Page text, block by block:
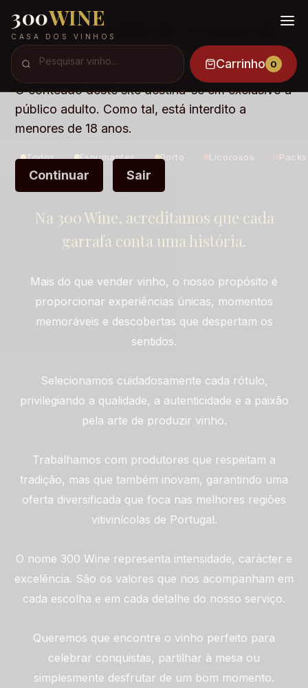
300WINE
CASA DOS VINHOS
Carrinho 0
Todos Espumantes Porto Licorosos Packs
Na 300 Wine, acreditamos que cada
garrafa conta uma história.
Mais do que vender vinho, o nosso propósito é
proporcionar experiências únicas, momentos
memoráveis e descobertas que despertam os
sentidos.
Selecionamos cuidadosamente cada rótulo,
privilegiando a qualidade, a autenticidade e a paixão
pela arte de produzir vinho.
Trabalhamos com produtores que respeitam a
tradição, mas que também inovam, garantindo uma
oferta diversificada que foca nas melhores regiões
vitivinícolas de Portugal.
O nome 300 Wine representa intensidade, carácter e
excelência. São os valores que nos acompanham em
cada escolha e em cada detalhe do nosso serviço.
Queremos que encontre o vinho perfeito para
celebrar conquistas, partilhar à mesa ou
simplesmente desfrutar de um bom momento.
Você tem mais de 18 anos de
idade ?
O conteúdo deste site destina-se em exclusivo a
público adulto. Como tal, está interdito a
menores de 18 anos.
Continuar Sair